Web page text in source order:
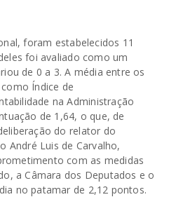
foram estabelecidos 11
foi avaliado como um
de 0 a 3. A média entre os
Índice de
na Administração
de 1,64, o que, de
do relator do
André Luis de Carvalho,
com as medidas
a Câmara dos Deputados e o
no patamar de 2,12 pontos.